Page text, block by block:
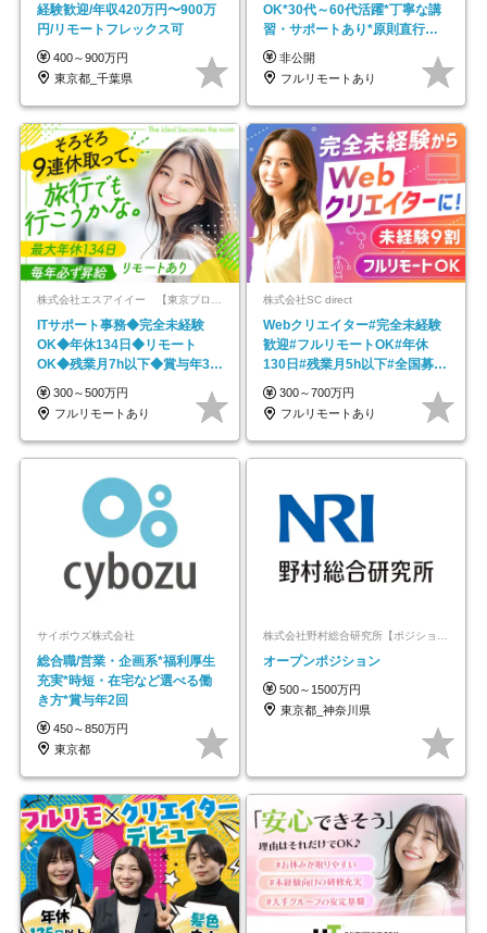
経験歓迎/年収420万円〜900万
円/リモートフレックス可
400～900万円
東京都_千葉県
OK*30代～60代活躍*丁寧な講
習・サポートあり*原則直行直
帰／全国募集・業務委託
非公開
フルリモートあり
ITサポート事務◆完全未経験
OK◆年休134日◆リモート
OK◆残業月7h以下◆賞与年3回
◆5年目まで必ず昇給
300～500万円
フルリモートあり
株式会社SC direct
Webクリエイター#完全未経験
歓迎#フルリモートOK#年休
130日#残業月5h以下#全国募集
#最大1年の研修
300～700万円
フルリモートあり
サイボウズ株式会社
総合職/営業・企画系*福利厚生
充実*時短・在宅など選べる働
き方*賞与年2回
450～850万円
東京都
オープンポジション
500～1500万円
東京都_神奈川県